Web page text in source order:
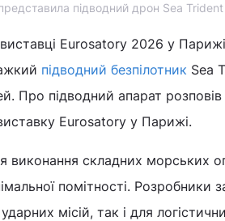
підводний дрон Sea
Eurosatory 2026 у
підводний безпілотник Sea
Про підводний апарат
Eurosatory у Парижі.
виконання складних морських
помітності.
місій, так і для